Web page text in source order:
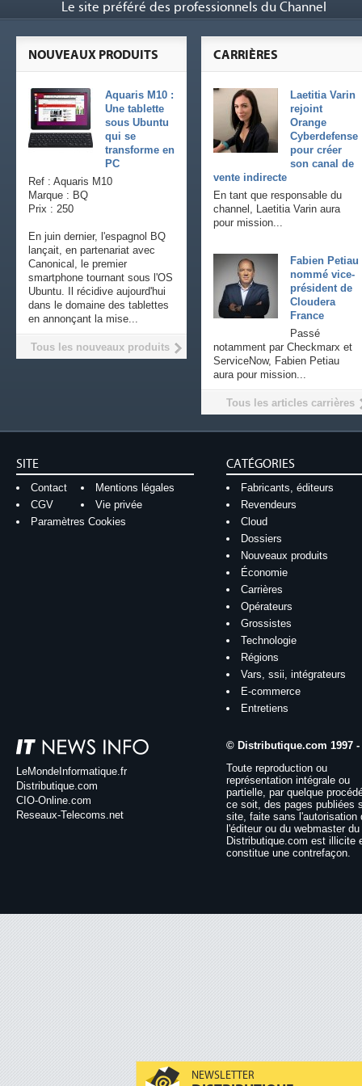
NEWSLETTER
Le site préféré des professionnels du Channel
CARRIÈRES
Laetitia Varin
rejoint
Orange
Cyberdefense
pour créer
son canal de
vente indirecte
En tant que responsable du
channel, Laetitia Varin aura
pour mission...
Fabien Petiau
nommé vice-
président de
Cloudera
France
Passé
notamment par Checkmarx et
ServiceNow, Fabien Petiau
aura pour mission...
Tous les articles carrières
NOUVEAUX PRODUITS
Aquaris M10 :
Une tablette
sous Ubuntu
qui se
transforme en
PC
Ref : Aquaris M10
Marque : BQ
Prix : 250
En juin dernier, l'espagnol BQ
lançait, en partenariat avec
Canonical, le premier
smartphone tournant sous l'OS
Ubuntu. Il récidive aujourd'hui
dans le domaine des tablettes
en annonçant la mise...
Tous les nouveaux produits
SITE
Contact
Mentions légales
CGV
Vie privée
Paramètres Cookies
CATÉGORIES
Fabricants, éditeurs
Revendeurs
Cloud
Dossiers
Nouveaux produits
Économie
Carrières
Opérateurs
Grossistes
Technologie
Régions
Vars, ssii, intégrateurs
E-commerce
Entretiens
LeMondeInformatique.fr
Distributique.com
CIO-Online.com
Reseaux-Telecoms.net
© Distributique.com 1997 -
Toute reproduction ou
représentation intégrale ou
partielle, par quelque
ce soit, des pages publiées
site, faite sans l'autorisation
l'éditeur ou du webmaster
Distributique.com est illicite
constitue une contrefaçon.